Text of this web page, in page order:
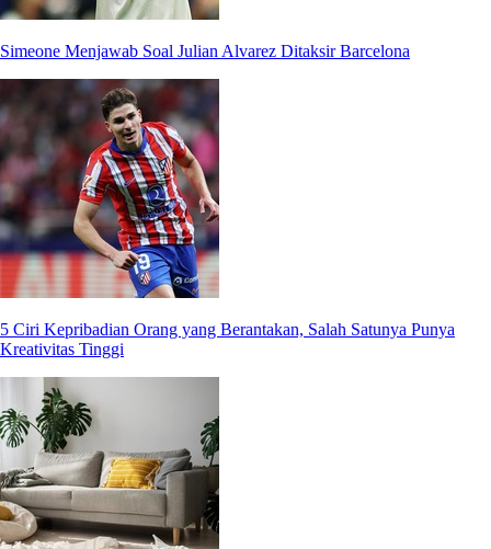
Simeone Menjawab Soal Julian Alvarez Ditaksir Barcelona
5 Ciri Kepribadian Orang yang Berantakan, Salah Satunya Punya
Kreativitas Tinggi